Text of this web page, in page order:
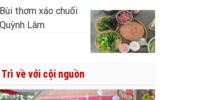
Bùi thơm xáo chuối
Quỳnh Lâm
về với cội nguồn